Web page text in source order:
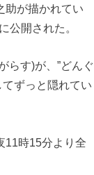
助が描かれてい
公開された。
らす)が、”どんぐ
ずっと隠れてい
11時15分より全